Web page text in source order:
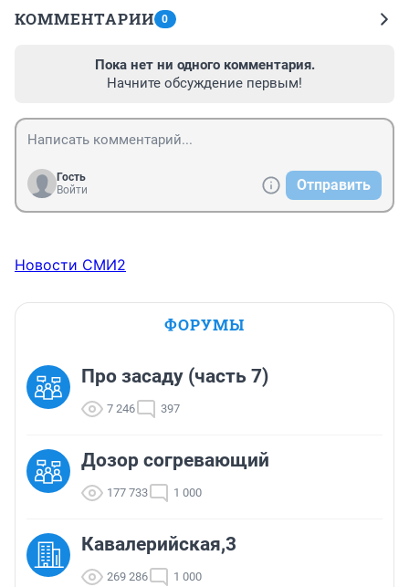
КОММЕНТАРИИ 0
Пока нет ни одного комментария.
Начните обсуждение первым!
Гость
Войти
Отправить
Новости СМИ2
ФОРУМЫ
Про засаду (часть 7)
7 246 397
Дозор согревающий
177 733 1 000
Кавалерийская,3
269 286 1 000